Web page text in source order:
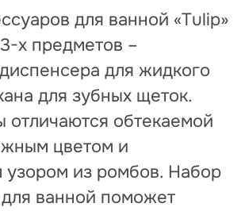
для ванной «Tulip»
х предметов –
для жидкого
для зубных щеток.
отличаются обтекаемой
цветом и
узором из ромбов. Набор
ванной поможет